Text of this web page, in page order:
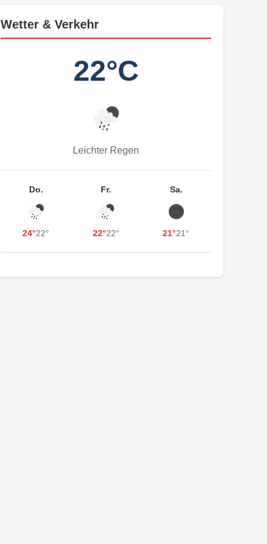
Wetter & Verkehr
22°C
Leichter Regen
Do.
24°22°
Fr.
22°22°
Sa.
21°21°